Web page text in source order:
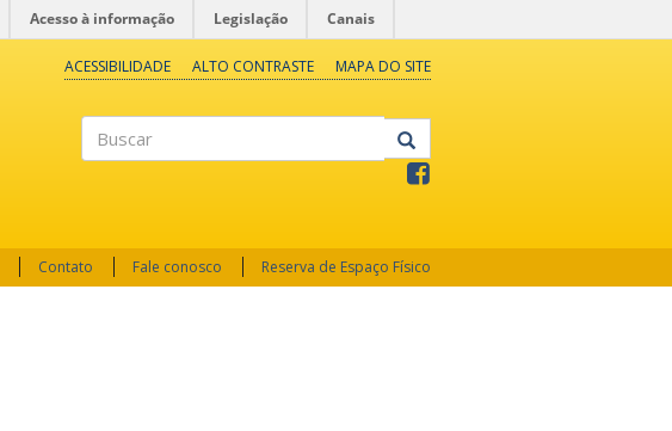
Acesso à informação Legislação Canais
ACESSIBILIDADE ALTO CONTRASTE MAPA DO SITE
Contato Fale conosco Reserva de Espaço Físico